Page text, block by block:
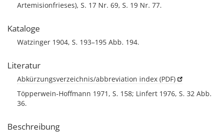
Artemisionfrieses), S. 17 Nr. 69, S. 19 Nr. 77.
Kataloge
Watzinger 1904, S. 193–195 Abb. 194.
Literatur
Abkürzungsverzeichnis/abbreviation index (PDF)
Töpperwein-Hoffmann 1971, S. 158; Linfert 1976, S. 32 Abb.
36.
Beschreibung